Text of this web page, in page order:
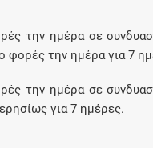
την ημέρα σε
φορές την ημέρα για 7
την ημέρα σε
για 7 ημέρες.